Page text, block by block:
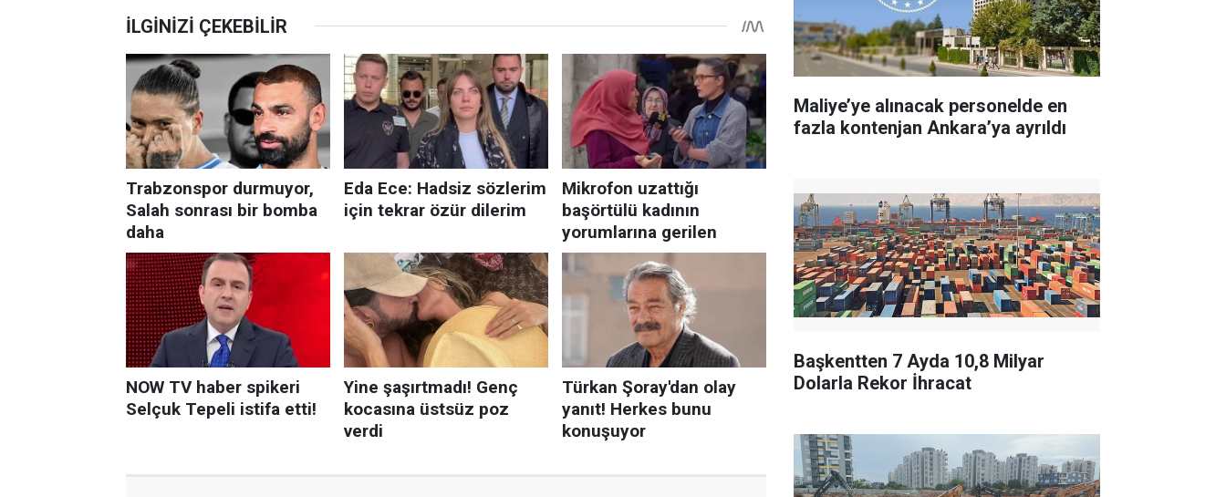
Maliye’ye alınacak personelde en
fazla kontenjan Ankara’ya ayrıldı
Başkentten 7 Ayda 10,8 Milyar
Dolarla Rekor İhracat